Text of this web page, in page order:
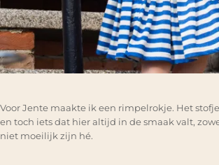
Voor Jente maakte ik een rimpelrokje. Het
en toch iets dat hier altijd in de smaak valt,
niet moeilijk zijn hé.